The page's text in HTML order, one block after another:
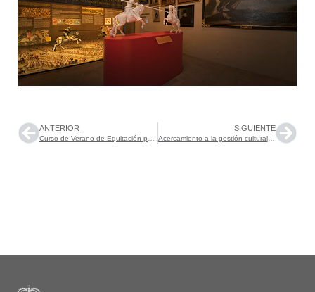
ANTERIOR SIGUIENTE
Acercamiento a la gestión cultural de la Maestranza de Caballería de Ronda” en el Diario de Jerez